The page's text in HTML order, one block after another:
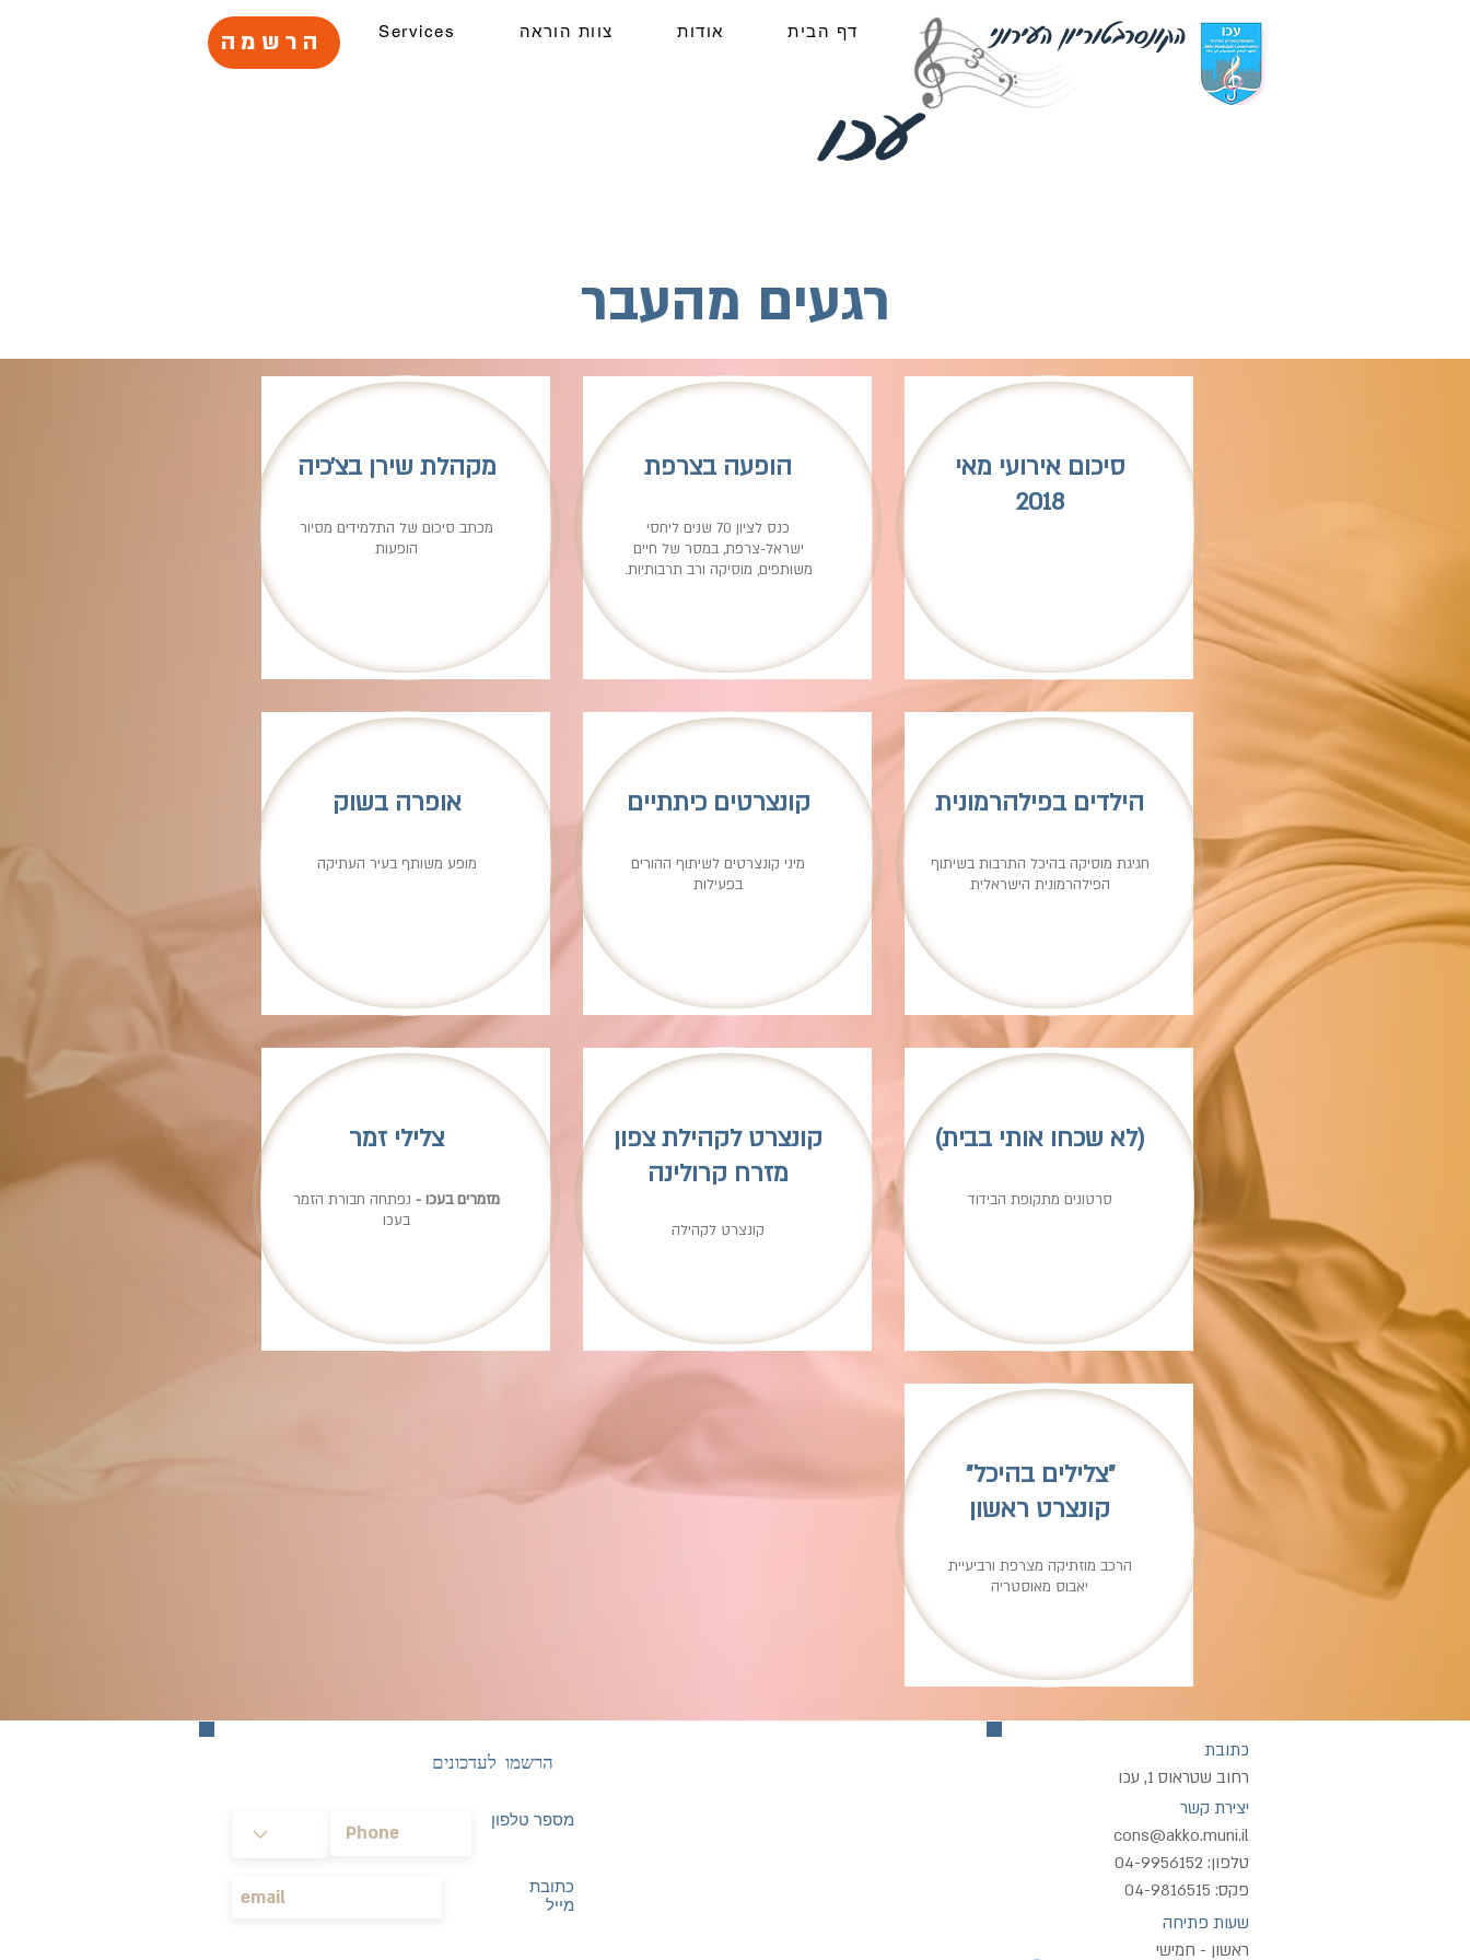
הרשמה דף הבית אודות צוות הוראה Services
עכו
הקונסרבטוריון העירוני
רגעים מהעבר
סיכום אירועי מאי
2018
הילדים בפילהרמונית
חגיגת מוסיקה בהיכל התרבות בשיתוף
הפילהרמונית הישראלית
(לא שכחו אותי בבית)
סרטונים מתקופת הבידוד
״צלילים בהיכל״
קונצרט ראשון
הרכב מוזתיקה מצרפת ורביעיית
יאבוס מאוסטריה
הופעה בצרפת
כנס לציון 70 שנים ליחסי
ישראל-צרפת, במסר של חיים
משותפים, מוסיקה ורב תרבותיות.
קונצרטים כיתתיים
מיני קונצרטים לשיתוף ההורים
בפעילות
קונצרט לקהילת צפון
מזרח קרולינה
קונצרט לקהילה
מקהלת שירן בצ׳כיה
מכתב סיכום של התלמידים מסיור
הופעות
אופרה בשוק
מופע משותף בעיר העתיקה
צלילי זמר
מזמרים בעכו - נפתחה חבורת הזמר
בעכו
הרשמו לעדכונים
מספר טלפון
כתובת
מייל
כתובת
רחוב שטראוס 1, עכו
יצירת קשר
cons@akko.muni.il
04-9956152 :טלפון
04-9816515 :פקס
שעות פתיחה
ראשון - חמישי